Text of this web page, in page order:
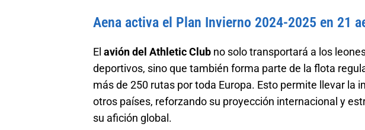
Aena activa el Plan Invierno 2024-2025 en 21
El avión del Athletic Club no solo transportará a los
deportivos, sino que también forma parte de la flota
más de 250 rutas por toda Europa. Esto permite llevar la
otros países, reforzando su proyección internacional y
su afición global.